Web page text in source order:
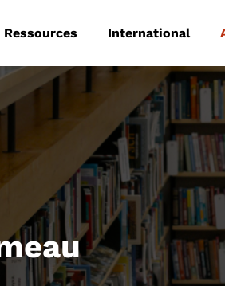
Ressources International